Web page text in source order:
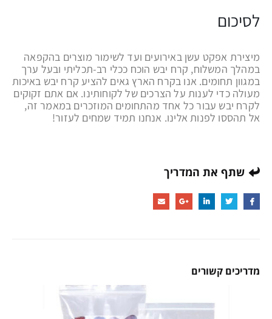
לסיכום
מיצירת אפקט עשן באירועים ועד לשימור מוצרים בהקפאה
במהלך המשלוח, קרח יבש הוכח ככלי רב-תכליתי ובעל ערך
במגוון תחומים. אנו בקרח הארץ גאים להציע קרח יבש באיכות
מעולה כדי לענות על הצרכים של לקוחותינו. אם אתם זקוקים
לקרח יבש עבור כל אחד מהתחומים המוזכרים במאמר זה,
אל תהססו לפנות אלינו. אנחנו תמיד שמחים לעזור!
שתף את המדריך
מדריכים קשורים